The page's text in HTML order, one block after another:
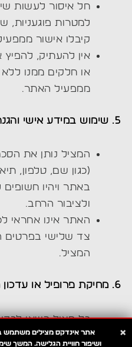
חל איסור לעשות
למטרות פוגעניות,
קיבלו אישור
אין להעתיק,
או חלקים ממנו
ממפעיל האתר.
5. שימוש במידע אישי והגנה על פרטיות
המציל נותן את
(כגון שם, טלפון,
באתר ויהיו חשופים
ולציבור הרחב.
האתר אינו אחראי
צד שלישי בפרטים
המציל.
6. מחיקת פרופיל או עדכון מידע
כל מציל רשאי
פרטיו או להסיר את
× אתראינדקס מציליםמשתמש
ושיפור חוויית הגלישה. המשך